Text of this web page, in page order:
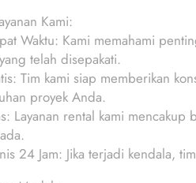
Kami:
Waktu: Kami memahami
telah disepakati.
Tim kami siap memberikan
proyek Anda.
Layanan rental kami
24 Jam: Jika terjadi kendala,